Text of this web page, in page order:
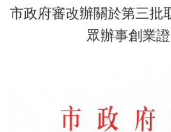
專題公開
市政府審改辦關於第三批
眾辦事創業